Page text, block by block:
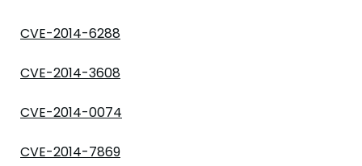
CVE-2014-6288
CVE-2014-3608
CVE-2014-0074
CVE-2014-7869